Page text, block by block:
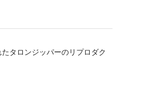
タロンジッパーのリプロダク